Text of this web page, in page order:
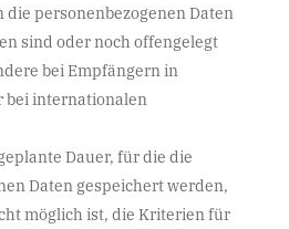
die personenbezogenen Daten
sind oder noch offengelegt
bei Empfängern in
internationalen
Dauer, für die die
Daten gespeichert werden,
möglich ist, die Kriterien für